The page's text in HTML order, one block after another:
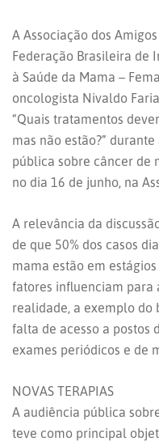
A Associação dos
Federação Brasileira de
à Saúde da Mama –
oncologista Nivaldo
“Quais tratamentos
mas não estão?”
pública sobre câncer de
no dia 16 de junho, na
A relevância da
de que 50% dos casos
mama estão em
fatores influenciam para
realidade, a exemplo do
falta de acesso a postos
exames periódicos e de
NOVAS TERAPIAS
A audiência pública
teve como principal